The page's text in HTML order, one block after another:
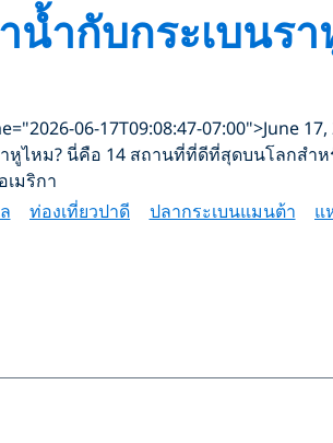
ำกับกระเบนรา
06-17T09:08:47-07:00">June
หูไหม? นี่คือ 14 สถานที่ที่ดีที่สุดบนโลกสำ
เมริกา
ท่องเที่ยวปาดี ปลากระเบนแมนต้า แ